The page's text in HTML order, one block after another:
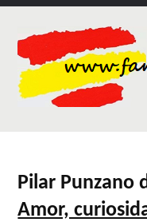
Pilar Punzano
Amor,